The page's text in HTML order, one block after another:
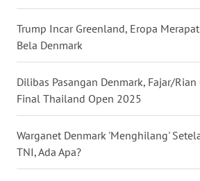
Trump Incar Greenland, Eropa
Bela Denmark
Dilibas Pasangan Denmark, Fajar/
Final Thailand Open 2025
Warganet Denmark 'Menghilang'
TNI, Ada Apa?
SUMSEL
WN
BENGKULU
WN
WN
JATENG